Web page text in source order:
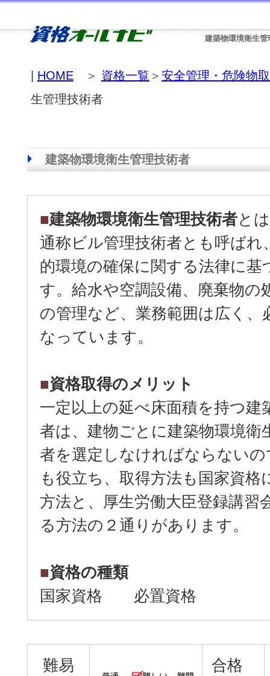
建築物環境衛生
HOME＞ 資格一覧 ＞ 安全管理・危険物
生管理技術者
建築物環境衛生管理技術者
■建築物環境衛生管理技術者とは
通称ビル管理技術者とも呼ばれ
的環境の確保に関する法律に基
す。給水や空調設備、廃棄物の
の管理など、業務範囲は広く、
なっています。
■資格取得のメリット
一定以上の延べ床面積を持つ建
者は、建物ごとに建築物環境衛
者を選定しなければならないの
も役立ち、取得方法も国家資格
方法と、厚生労働大臣登録講習
る方法の２通りがあります。
■資格の種類
国家資格 必置資格
難易
合格